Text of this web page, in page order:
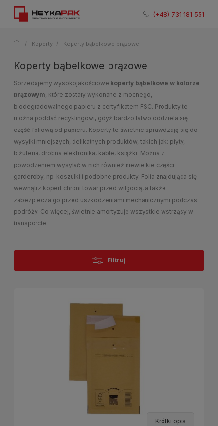
731 181 551
/ Koperty / Koperty bąbelkowe brązowe
Koperty bąbelkowe brązowe
Sprzedajemy wysokojakościowe koperty bąbelkowe w kolorze
brązowym, które zostały wykonane z mocnego,
biodegradowalnego papieru z certyfikatem FSC. Produkty te
można poddać recyklingowi, gdyż bardzo łatwo oddziela się
część foliową od papieru. Koperty te świetnie sprawdzają się do
wysyłki mniejszych, delikatnych produktów, takich jak: płyty,
biżuteria, drobna elektronika, kable, książki. Można z
powodzeniem wysyłać w nich również niewielkie części
garderoby, np. koszulki i podobne produkty. Folia znajdująca się
wewnątrz kopert chroni towar przed wilgocią, a także
zabezpiecza go przed uszkodzeniami mechanicznymi podczas
podróży. Co więcej, świetnie amortyzuje wszystkie wstrząsy w
transporcie.
Filtruj
Krótki opis